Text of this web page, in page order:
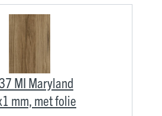
MI Maryland
mm, met folie